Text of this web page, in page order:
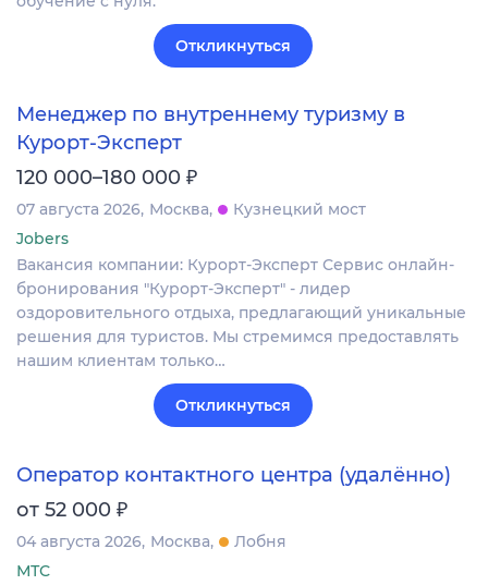
Откликнуться
Менеджер по внутреннему туризму в
Курорт-Эксперт
120 000–180 000 ₽
07 августа 2026 Москва
Кузнецкий мост
Jobers
Вакансия компании: Курорт-Эксперт Сервис онлайн-
бронирования "Курорт-Эксперт" - лидер
оздоровительного отдыха, предлагающий уникальные
решения для туристов. Мы стремимся предоставлять
нашим клиентам только…
Откликнуться
Оператор контактного центра (удалённо)
от 52 000 ₽
04 августа 2026 Москва
Лобня
МТС